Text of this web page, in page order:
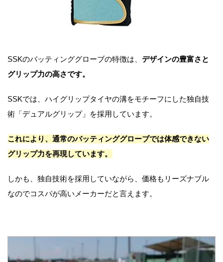
SSKのバッティンググローブの特徴は、 デザインの豊富さと
グリップ力の高さです。
SSKでは、ハイグリップタイヤの溝をモチーフにした独自技
術「デュアルグリップ」を採用しています。
これにより、通常のバッティンググローブでは体感できない
グリップ力を再現しています。
しかも、独自技術を採用していながら、価格もリーズナブル
なのでコスパが高いメーカーだと言えます。